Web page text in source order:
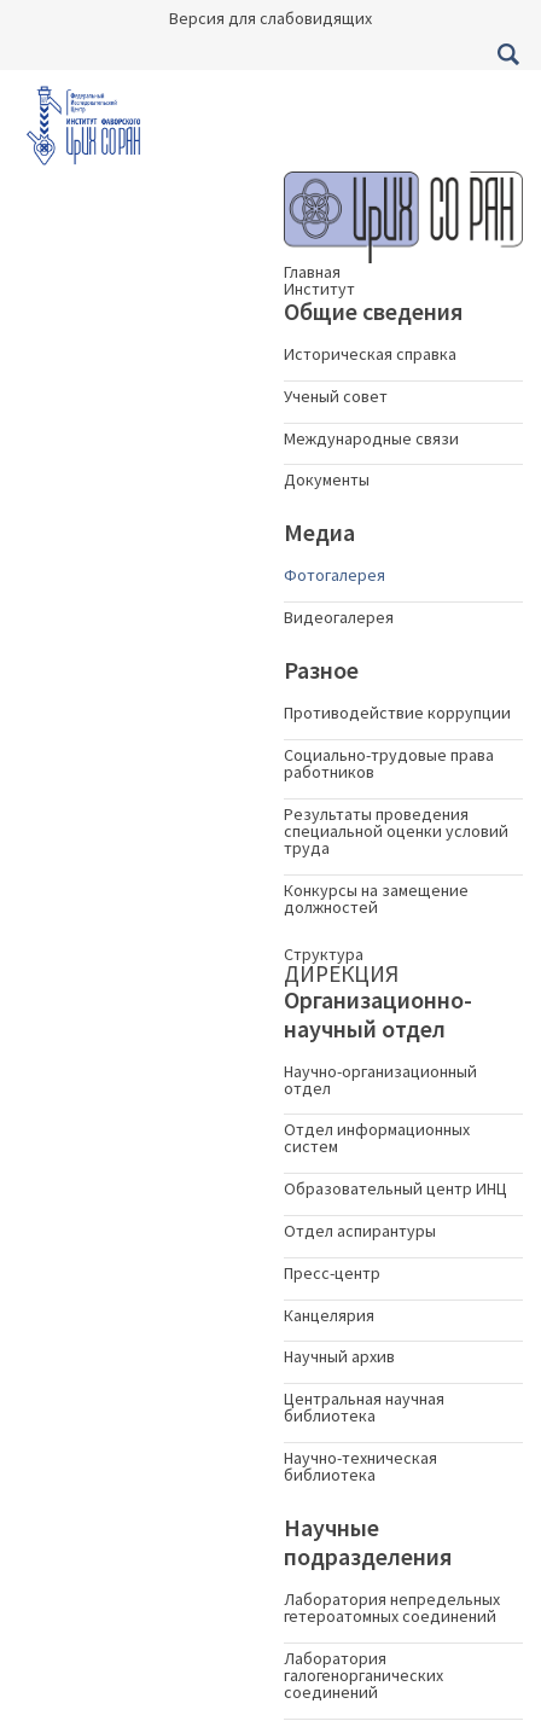
Версия для слабовидящих
Главная
Институт
Общие сведения
Историческая справка
Ученый совет
Международные связи
Документы
Медиа
Фотогалерея
Видеогалерея
Разное
Противодействие коррупции
Социально-трудовые права
работников
Результаты проведения
специальной оценки условий
труда
Конкурсы на замещение
должностей
Структура
ДИРЕКЦИЯ
Организационно-
научный отдел
Научно-организационный
отдел
Отдел информационных
систем
Образовательный центр ИНЦ
Отдел аспирантуры
Пресс-центр
Канцелярия
Научный архив
Центральная научная
библиотека
Научно-техническая
библиотека
Научные
подразделения
Лаборатория непредельных
гетероатомных соединений
Лаборатория
галогенорганических
соединений